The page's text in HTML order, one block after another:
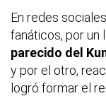
En redes
fanáticos, por un
parecido del
y por el otro,
logró formar el